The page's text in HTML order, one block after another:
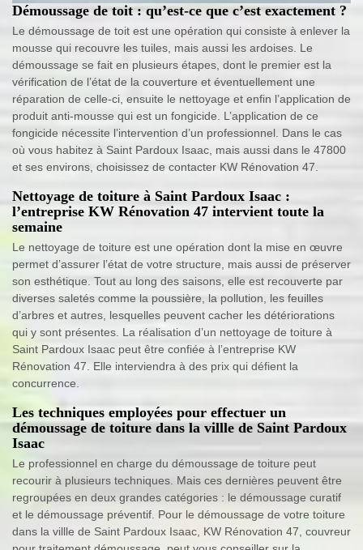
Démoussage de toit : qu’est-ce que c’est exactement ?
Le démoussage de toit est une opération qui consiste à enlever la
mousse qui recouvre les tuiles, mais aussi les ardoises. Le
démoussage se fait en plusieurs étapes, dont le premier est la
vérification de l’état de la couverture et éventuellement une
réparation de celle-ci, ensuite le nettoyage et enfin l’application de
produit anti-mousse qui est un fongicide. L’application de ce
fongicide nécessite l’intervention d’un professionnel. Dans le cas
où vous habitez à Saint Pardoux Isaac, mais aussi dans le 47800
et ses environs, choisissez de contacter KW Rénovation 47.
Nettoyage de toiture à Saint Pardoux Isaac :
l’entreprise KW Rénovation 47 intervient toute la
semaine
Le nettoyage de toiture est une opération dont la mise en œuvre
permet d’assurer l’état de votre structure, mais aussi de préserver
son esthétique. Tout au long des saisons, elle est recouverte par
diverses saletés comme la poussière, la pollution, les feuilles
d’arbres et autres, lesquelles peuvent cacher les détériorations
qui y sont présentes. La réalisation d’un nettoyage de toiture à
Saint Pardoux Isaac peut être confiée à l’entreprise KW
Rénovation 47. Elle interviendra à des prix qui défient la
concurrence.
Les techniques employées pour effectuer un
démoussage de toiture dans la villle de Saint Pardoux
Isaac
Le professionnel en charge du démoussage de toiture peut
recourir à plusieurs techniques. Mais ces dernières peuvent être
regroupées en deux grandes catégories : le démoussage curatif
et le démoussage préventif. Pour le démoussage de votre toiture
dans la villle de Saint Pardoux Isaac, KW Rénovation 47, couvreur